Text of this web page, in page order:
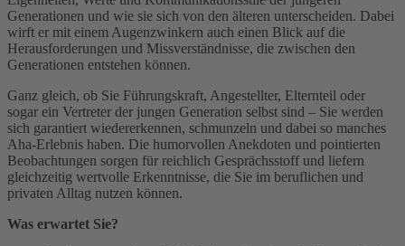
Generationen und wie sie sich von den älteren unterscheiden. Dabei
wirft er mit einem Augenzwinkern auch einen Blick auf die
Herausforderungen und Missverständnisse, die zwischen den
Generationen entstehen können.
Ganz gleich, ob Sie Führungskraft, Angestellter, Elternteil oder
sogar ein Vertreter der jungen Generation selbst sind – Sie werden
sich garantiert wiedererkennen, schmunzeln und dabei so manches
Aha-Erlebnis haben. Die humorvollen Anekdoten und pointierten
Beobachtungen sorgen für reichlich Gesprächsstoff und liefern
gleichzeitig wertvolle Erkenntnisse, die Sie im beruflichen und
privaten Alltag nutzen können.
Was erwartet Sie?